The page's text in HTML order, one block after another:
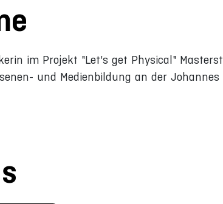
im Projekt "Let's get Physical"
und Medienbildung an der